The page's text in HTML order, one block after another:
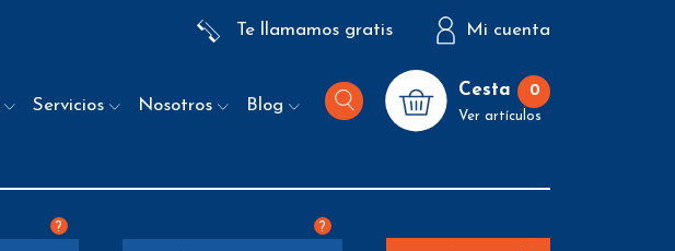
Te llamamos gratis Mi cuenta
Servicios Nosotros Blog
Cesta 0
Ver artículos
? ?